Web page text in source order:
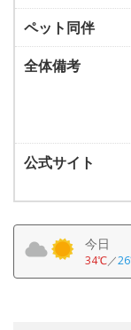
ペット同伴
全体備考
公式サイト
今日
34℃／